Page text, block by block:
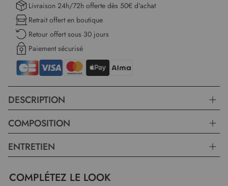
Livraison 24h/72h offerte dès 50€ d'achat
Retrait offert en boutique
Retour offert sous 30 jours
Paiement sécurisé
DESCRIPTION
COMPOSITION
ENTRETIEN
COMPLÉTEZ LE LOOK